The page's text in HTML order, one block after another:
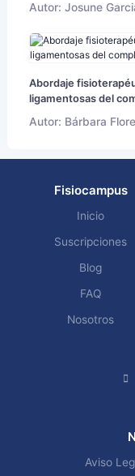
Autor: Josune
Abordaje
ligamentosas del
Autor: Bárbara
Fisiocampus
Inicio
Suscripciones
Blog
FAQ
Nosotros
Aviso